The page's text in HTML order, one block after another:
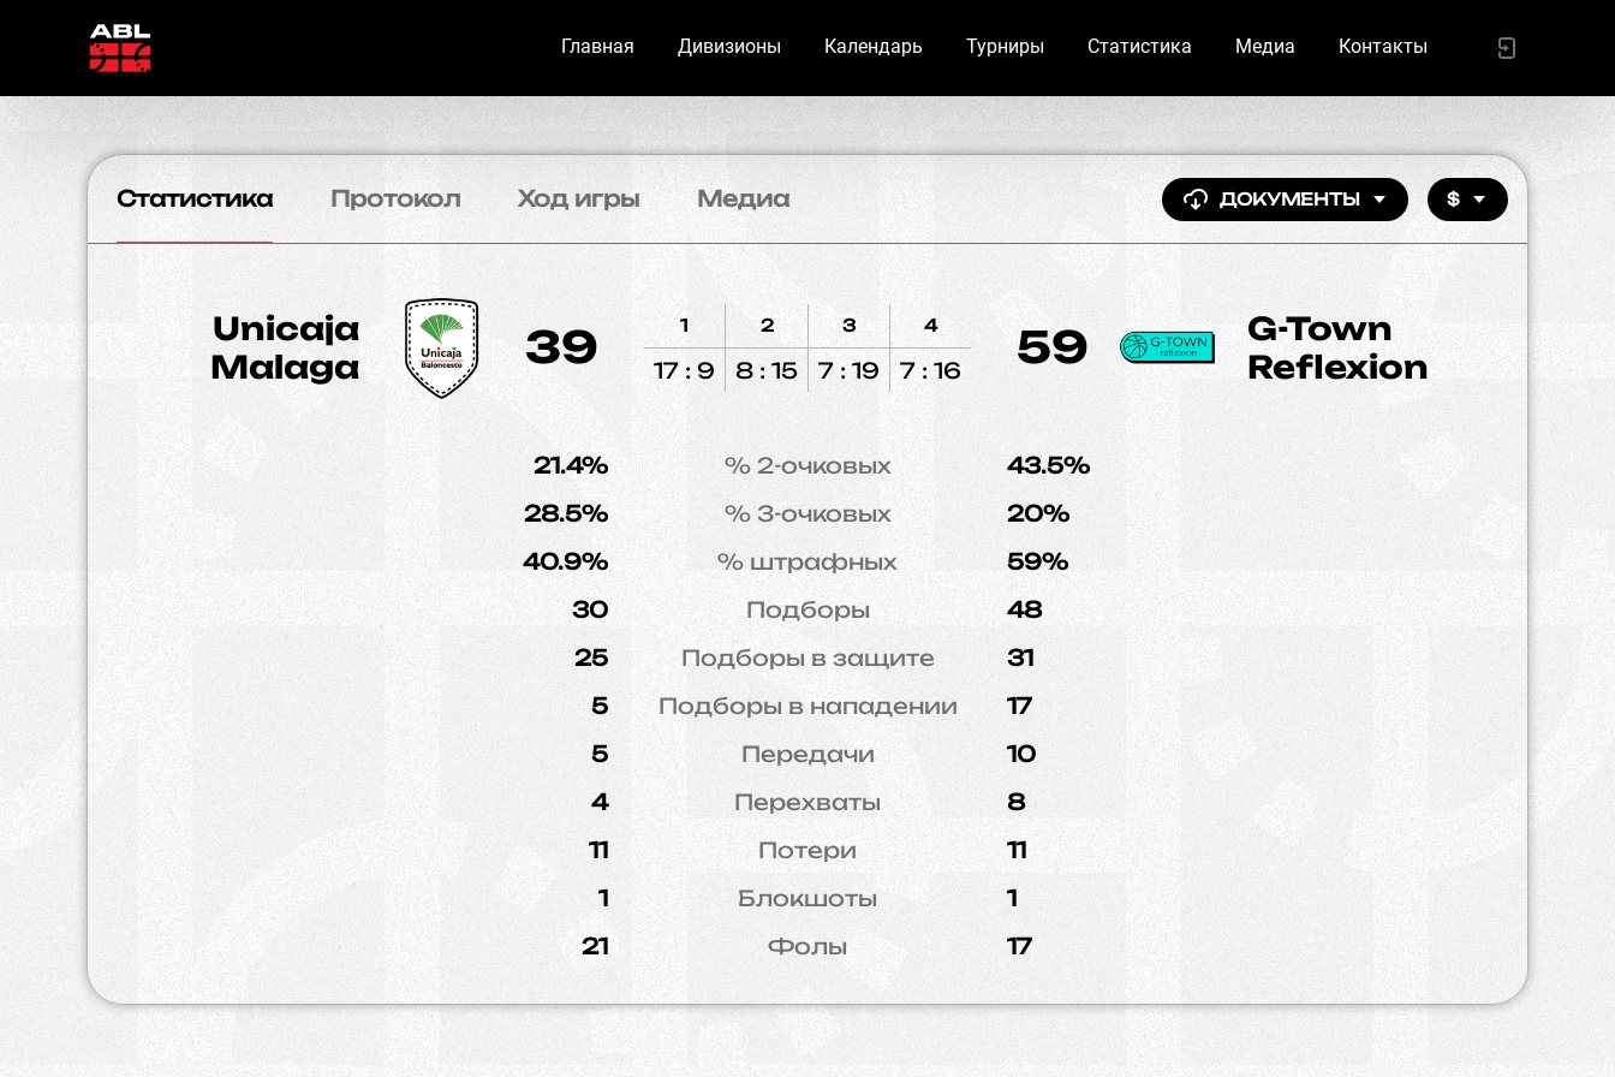
Главная Дивизионы Календарь Турниры Статистика Медиа Контакты
Статистика Протокол Ход игры Медиа ДОКУМЕНТЫ $
Unicaja
Malaga
39 1
17 : 9
2
8 : 15
3
7 : 19
4
7 : 16
G-Town
Reflexion
59
21.4% % 2-очковых
43.5%
28.5%
% 3-очковых
20%
40.9%
% штрафных
59%
30
Подборы
48
25
Подборы в защите
31
5
Подборы в нападении
17
5
Передачи
10
4
Перехваты
8
11
Потери
11
1
Блокшоты
1
21
Фолы 17